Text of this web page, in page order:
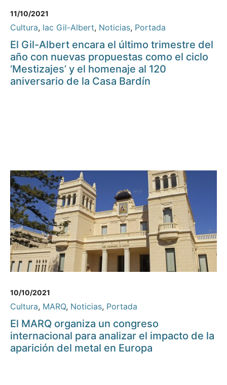
11/10/2021
Cultura, Iac Gil-Albert, Noticias, Portada
El Gil-Albert encara el último trimestre del
año con nuevas propuestas como el ciclo
‘Mestizajes’ y el homenaje al 120
aniversario de la Casa Bardín
10/10/2021
Cultura, MARQ, Noticias, Portada
El MARQ organiza un congreso
internacional para analizar el impacto de la
aparición del metal en Europa